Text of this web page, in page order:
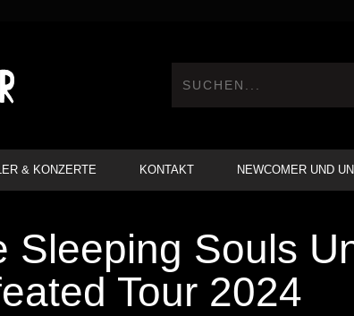
& KONZERTE KONTAKT NEWCOMER UND
Sleeping Souls
Tour 2024